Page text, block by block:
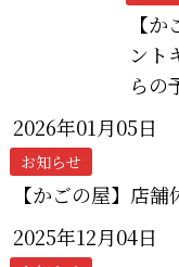
【
ント
らの
2026年01月05日
お知らせ
【かごの屋】店
2025年12月04日